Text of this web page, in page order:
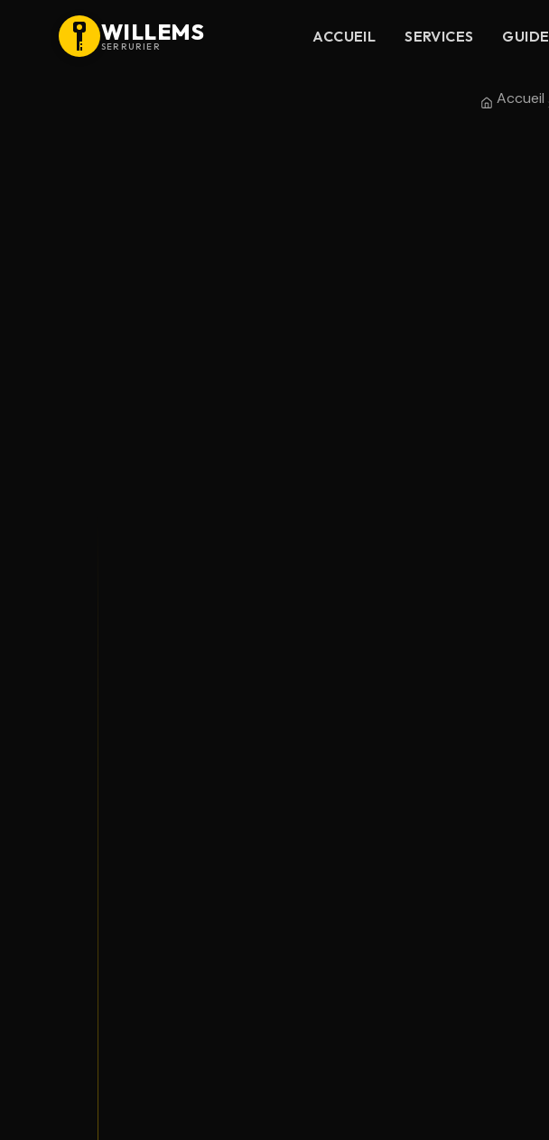
WILLEMS
SERRURIER
ACCUEIL SERVICES GUIDE
Accueil